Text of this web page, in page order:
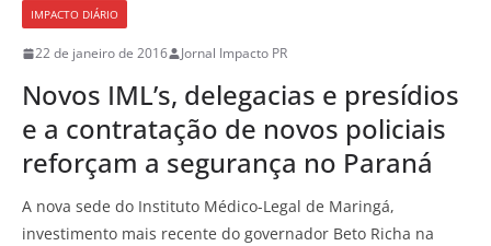
IMPACTO DIÁRIO
22 de janeiro de 2016 Jornal Impacto PR
Novos IML’s, delegacias e presídios
e a contratação de novos policiais
reforçam a segurança no Paraná
A nova sede do Instituto Médico-Legal de Maringá,
investimento mais recente do governador Beto Richa na